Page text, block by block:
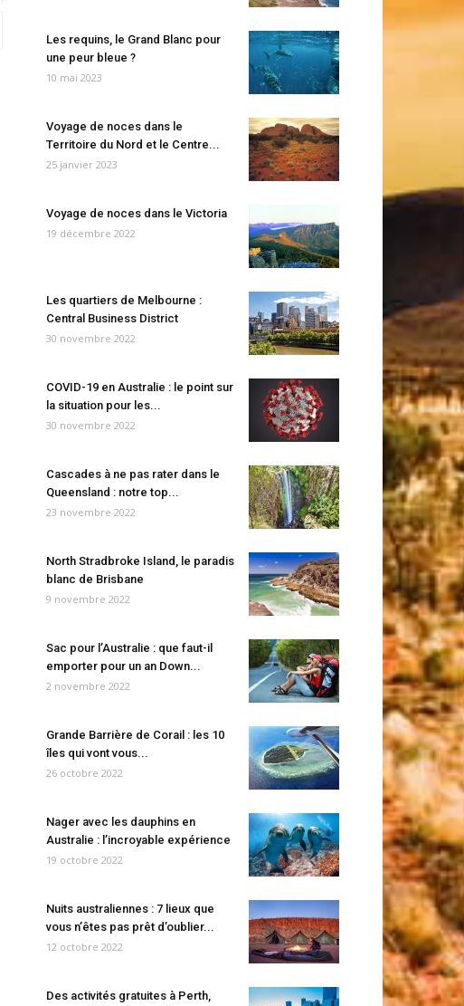
Les requins, le Grand Blanc pour
une peur bleue ?
10 mai 2023
Voyage de noces dans le
Territoire du Nord et le Centre...
25 janvier 2023
Voyage de noces dans le Victoria
19 décembre 2022
Les quartiers de Melbourne :
Central Business District
30 novembre 2022
COVID-19 en Australie : le point sur
la situation pour les...
30 novembre 2022
Cascades à ne pas rater dans le
Queensland : notre top...
23 novembre 2022
North Stradbroke Island, le paradis
blanc de Brisbane
9 novembre 2022
Sac pour l’Australie : que faut-il
emporter pour un an Down...
2 novembre 2022
Grande Barrière de Corail : les 10
îles qui vont vous...
26 octobre 2022
Nager avec les dauphins en
Australie : l’incroyable expérience
19 octobre 2022
Nuits australiennes : 7 lieux que
vous n’êtes pas prêt d’oublier...
12 octobre 2022
Des activités gratuites à Perth,